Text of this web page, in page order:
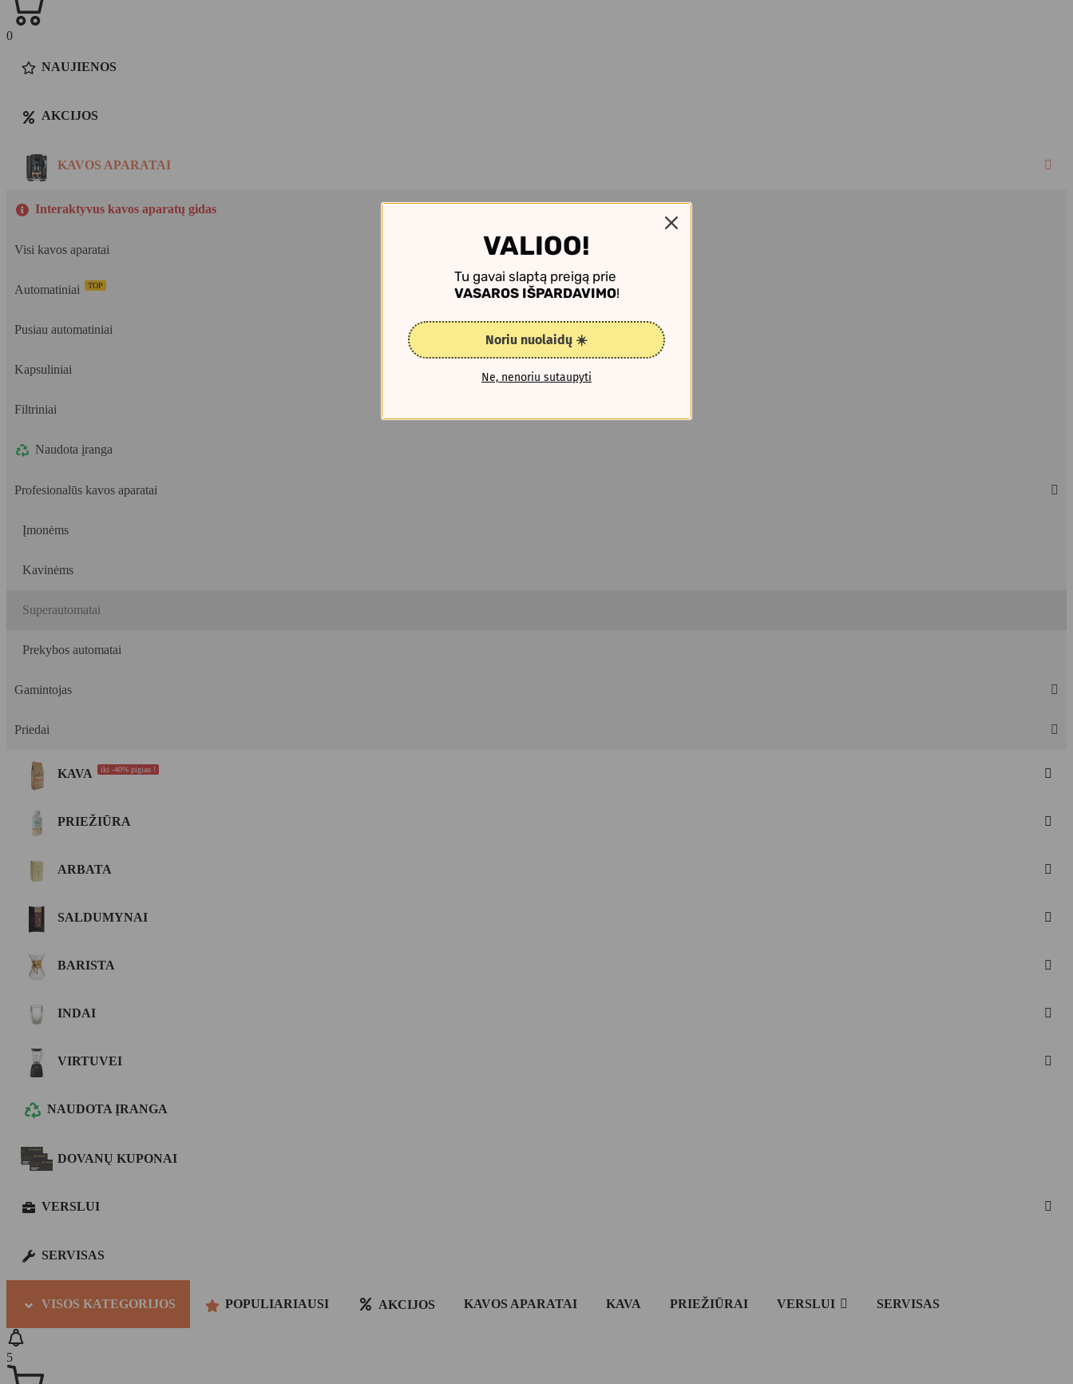
0
NAUJIENOS
AKCIJOS
KAVOS APARATAI
Interaktyvus kavos aparatų gidas
Visi kavos aparatai
Automatiniai TOP
Pusiau automatiniai
Kapsuliniai
Filtriniai
Naudota įranga
Profesionalūs kavos aparatai
Įmonėms
Kavinėms
Superautomatai
Prekybos automatai
Gamintojas
Priedai
KAVA iki -40% pigiau !
PRIEŽIŪRA
ARBATA
SALDUMYNAI
BARISTA
INDAI
VIRTUVEI
NAUDOTA ĮRANGA
DOVANŲ KUPONAI
VERSLUI
SERVISAS
VISOS KATEGORIJOS POPULIARIAUSI AKCIJOS KAVOS APARATAI KAVA PRIEŽIŪRAI VERSLUI SERVISAS
5
VALIOO!
Tu gavai slaptą preigą prie
VASAROS IŠPARDAVIMO!
Noriu nuolaidų ☀️
Ne, nenoriu sutaupyti